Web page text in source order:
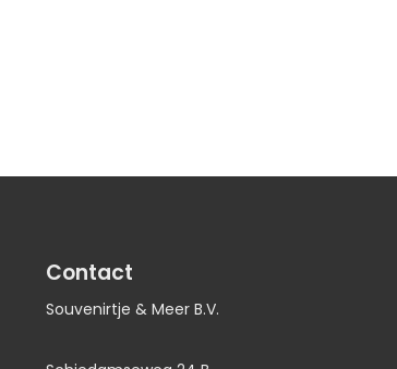
Contact
Souvenirtje & Meer B.V.